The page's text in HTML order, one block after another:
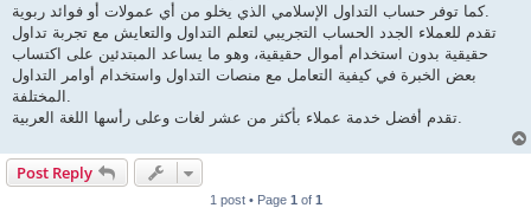
كما توفر حساب التداول الإسلامي الذي يخلو من أي عمولات أو فوائد ربوية.
تقدم للعملاء الجدد الحساب التجريبي لتعلم التداول والتعايش مع تجربة تداول
حقيقية بدون استخدام أموال حقيقية، وهو ما يساعد المبتدئين على اكتساب
بعض الخبرة في كيفية التعامل مع منصات التداول واستخدام أوامر التداول
Post Reply
1 post • Page 1 of 1